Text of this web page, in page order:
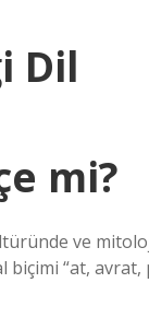
Dil
mi?
ve
“at,